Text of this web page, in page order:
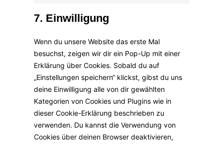
7. Einwilligung
Wenn du unsere Website das erste Mal
besuchst, zeigen wir dir ein Pop-Up mit einer
Erklärung über Cookies. Sobald du auf
„Einstellungen speichern“ klickst, gibst du uns
deine Einwilligung alle von dir gewählten
Kategorien von Cookies und Plugins wie in
dieser Cookie-Erklärung beschrieben zu
verwenden. Du kannst die Verwendung von
Cookies über deinen Browser deaktivieren,